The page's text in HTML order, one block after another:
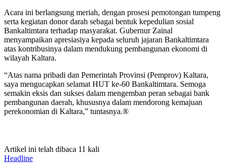
Acara ini berlangsung meriah, dengan prosesi pemotongan tumpeng
serta kegiatan donor darah sebagai bentuk kepedulian sosial
Bankaltimtara terhadap masyarakat. Gubernur Zainal
menyampaikan apresiasiya kepada seluruh jajaran Bankaltimtara
atas kontribusinya dalam mendukung pembangunan ekonomi di
wilayah Kaltara.
“Atas nama pribadi dan Pemerintah Provinsi (Pemprov) Kaltara,
saya mengucapkan selamat HUT ke-60 Bankaltimtara. Semoga
semakin eksis dan sukses dalam mengemban peran sebagai bank
pembangunan daerah, khususnya dalam mendorong kemajuan
perekonomian di Kaltara,” tuntasnya.®
Artikel ini telah dibaca 11 kali
Headline